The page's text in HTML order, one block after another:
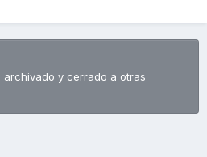
archivado y cerrado a otras